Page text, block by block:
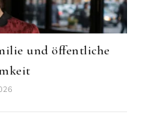
und öffentliche